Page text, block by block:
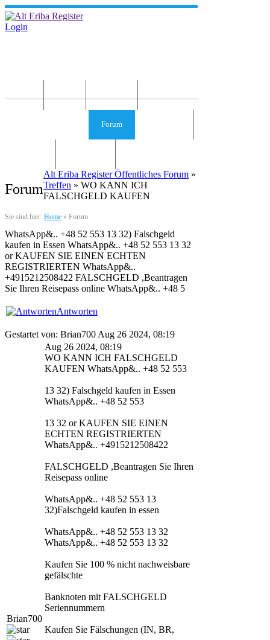
Login
Forum
Forum
Sie sind hier: Home » Forum
Alt Eriba Register Öffentliches Forum »
Treffen » WO KANN ICH
FALSCHGELD KAUFEN
WhatsApp&.. +48 52 553 13 32) Falschgeld
kaufen in Essen WhatsApp&.. +48 52 553 13 32
or KAUFEN SIE EINEN ECHTEN
REGISTRIERTEN WhatsApp&..
+4915212508422 FALSCHGELD ,Beantragen
Sie Ihren Reisepass online WhatsApp&.. +48 5
Antworten
Gestartet von: Brian700 Aug 26 2024, 08:19
Brian700
Aug 26 2024, 08:19
WO KANN ICH FALSCHGELD
KAUFEN WhatsApp&.. +48 52 553
13 32) Falschgeld kaufen in Essen
WhatsApp&.. +48 52 553
13 32 or KAUFEN SIE EINEN
ECHTEN REGISTRIERTEN
WhatsApp&.. +4915212508422
FALSCHGELD ,Beantragen Sie Ihren
Reisepass online
WhatsApp&.. +48 52 553 13
32)Falschgeld kaufen in essen
WhatsApp&.. +48 52 553 13 32
WhatsApp&.. +48 52 553 13 32
Kaufen Sie 100 % nicht nachweisbare
gefälschte
Banknoten mit FALSCHGELD
Seriennummern
Kaufen Sie Fälschungen (IN, BR,